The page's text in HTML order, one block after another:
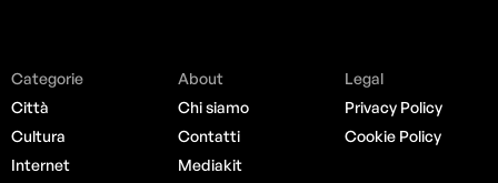
Categorie
Città
Cultura
Internet
About
Chi siamo
Contatti
Mediakit
Legal
Privacy Policy
Cookie Policy